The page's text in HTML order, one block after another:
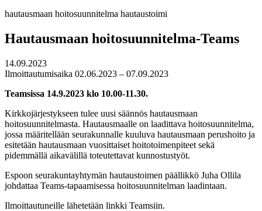
hautausmaan hoitosuunnitelma hautaustoimi
Hautausmaan hoitosuunnitelma-Teams
14.09.2023
Ilmoittautumisaika 02.06.2023 – 07.09.2023
Teamsissa 14.9.2023 klo 10.00-11.30.
Kirkkojärjestykseen tulee uusi säännös hautausmaan
hoitosuunnitelmasta. Hautausmaalle on laadittava hoitosuunnitelma,
jossa määritellään seurakunnalle kuuluva hautausmaan perushoito ja
esitetään hautausmaan vuosittaiset hoitotoimenpiteet sekä
pidemmällä aikavälillä toteutettavat kunnostustyöt.
Espoon seurakuntayhtymän hautaustoimen päällikkö Juha Ollila
johdattaa Teams-tapaamisessa hoitosuunnitelman laadintaan.
Ilmoittautuneille lähetetään linkki Teamsiin.